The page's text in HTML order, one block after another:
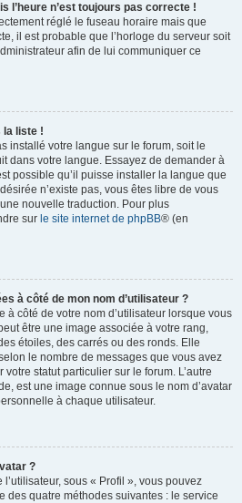
l’heure n’est toujours pas correcte !
réglé le fuseau horaire mais que
il est probable que l’horloge du serveur soit
afin de lui communiquer ce
la liste !
installé votre langue sur le forum, soit le
dans votre langue. Essayez de demander à
possible qu’il puisse installer la langue que
n’existe pas, vous êtes libre de vous
nouvelle traduction. Pour plus
sur le site internet de phpBB® (en
à côté de mon nom d’utilisateur ?
à côté de votre nom d’utilisateur lorsque vous
être une image associée à votre rang,
étoiles, des carrés ou des ronds. Elle
le nombre de messages que vous avez
statut particulier sur le forum. L’autre
est une image connue sous le nom d’avatar
à chaque utilisateur.
?
sous « Profil », vous pouvez
des quatre méthodes suivantes : le service